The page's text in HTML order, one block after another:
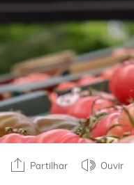
Partilhar Ouvir